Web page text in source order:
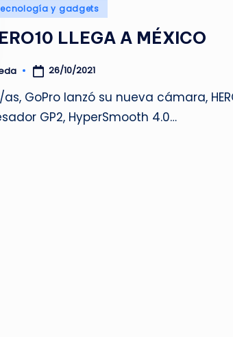
y gadgets
LLEGA A MÉXICO
26/10/2021
GoPro lanzó su nueva cámara,
GP2, HyperSmooth 4.0…